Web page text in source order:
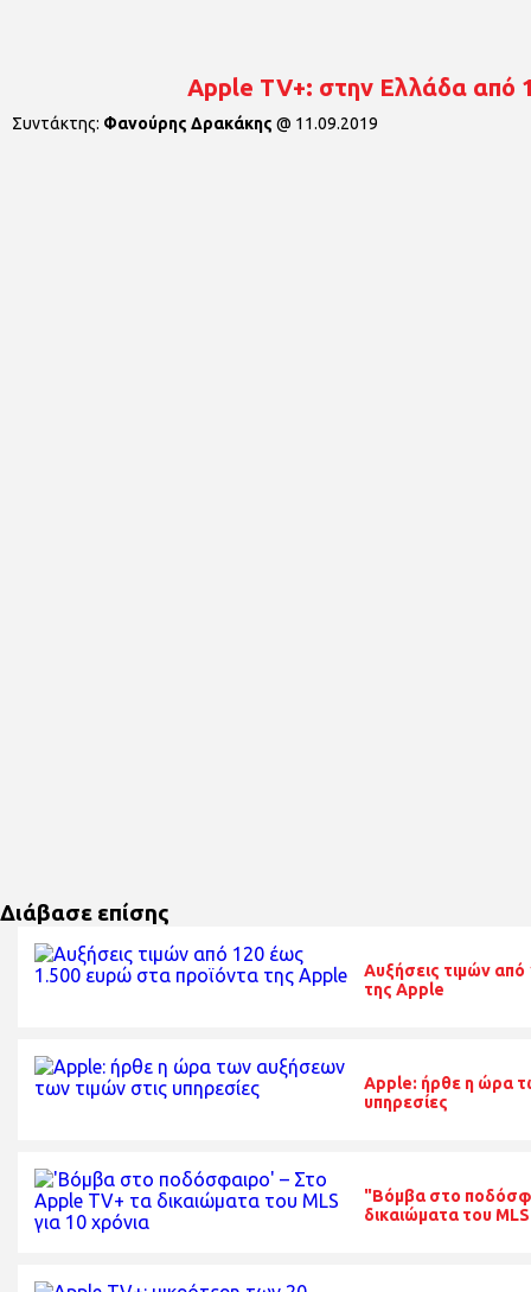
Apple TV+: στην Ελλάδα από
Συντάκτης: Φανούρης Δρακάκης @ 11.09.2019
Διάβασε επίσης
Αυξήσεις τιμών
της Apple
Apple: ήρθε η ώρα
υπηρεσίες
"Βόμβα στο
δικαιώματα του